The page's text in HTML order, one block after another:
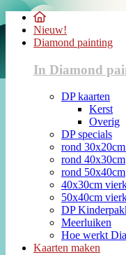
Nieuw!
Diamond painting
In Diamond
DP kaarten
Kerst
Overig
DP specials
rond
rond 40x30cm
rond 50x40cm
40x30cm
50x40cm
DP
Meerluiken
Hoe werkt
Kaarten maken